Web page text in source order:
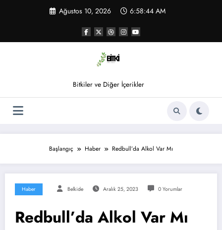
Ağustos 10, 2026 6:58:44 AM
Bitkiler ve Diğer İçerikler
Başlangıç Haber Redbull’da Alkol Var Mı
Haber Belkide Aralık 25, 2023 0 Yorumlar
Redbull’da Alkol Var Mı